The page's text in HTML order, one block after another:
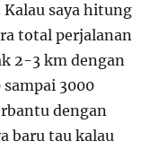
Kalau saya hitung
total perjalanan
2-3 km dengan
3000
dengan
baru tau kalau